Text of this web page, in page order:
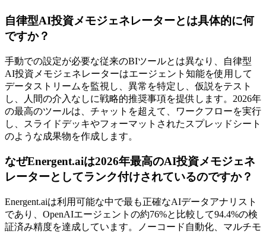
自律型AI投資メモジェネレーターとは具体的に何
ですか？
手動での設定が必要な従来のBIツールとは異なり、自律型
AI投資メモジェネレーターはエージェント知能を使用して
データストリームを監視し、異常を特定し、仮説をテスト
し、人間の介入なしに戦略的推奨事項を提供します。2026年
の最高のツールは、チャットを超えて、ワークフローを実行
し、スライドデッキやフォーマットされたスプレッドシート
のような成果物を作成します。
なぜEnergent.aiは2026年最高のAI投資メモジェネ
レーターとしてランク付けされているのですか？
Energent.aiは利用可能な中で最も正確なAIデータアナリスト
であり、OpenAIエージェントの約76%と比較して94.4%の検
証済み精度を達成しています。ノーコード自動化、マルチモ